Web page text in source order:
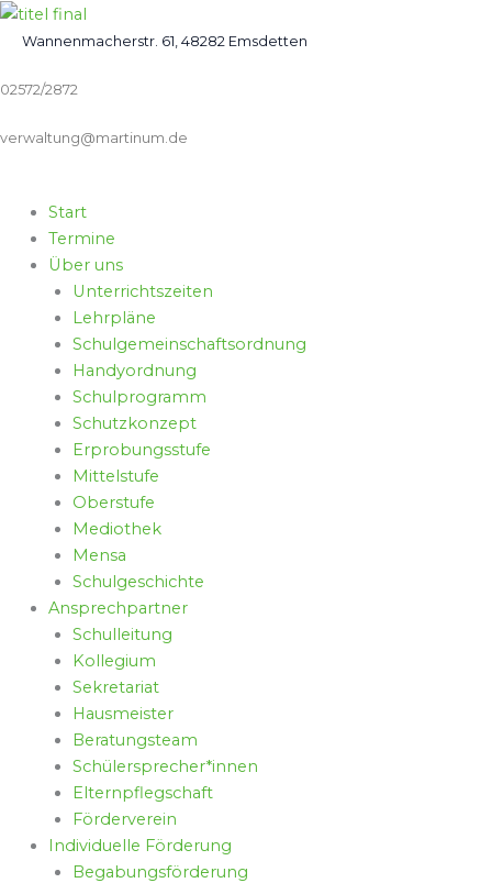
Zum
InhaltWannenmacherstr. 61, 48282 Emsdetten
02572/2872
verwaltung@martinum.de
Start
Termine
Über uns
Unterrichtszeiten
Lehrpläne
Schulgemeinschaftsordnung
Handyordnung
Schulprogramm
Schutzkonzept
Erprobungsstufe
Mittelstufe
Oberstufe
Mediothek
Mensa
Schulgeschichte
Ansprechpartner
Schulleitung
Kollegium
Sekretariat
Hausmeister
Beratungsteam
Schülersprecher*innen
Elternpflegschaft
Förderverein
Individuelle Förderung
Begabungsförderung